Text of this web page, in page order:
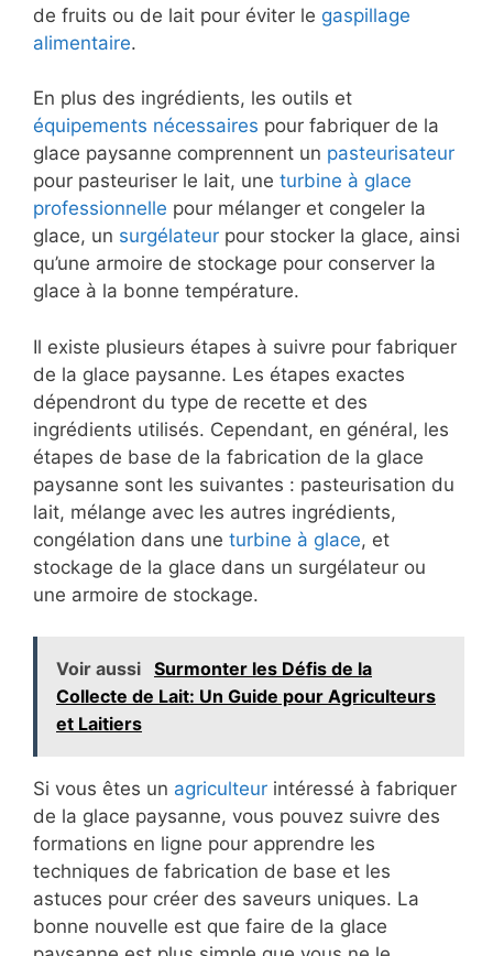
de fruits ou de lait pour éviter le gaspillage
alimentaire.
En plus des ingrédients, les outils et
équipements nécessaires pour fabriquer de la
glace paysanne comprennent un pasteurisateur
pour pasteuriser le lait, une turbine à glace
professionnelle pour mélanger et congeler la
glace, un surgélateur pour stocker la glace, ainsi
qu’une armoire de stockage pour conserver la
glace à la bonne température.
Il existe plusieurs étapes à suivre pour fabriquer
de la glace paysanne. Les étapes exactes
dépendront du type de recette et des
ingrédients utilisés. Cependant, en général, les
étapes de base de la fabrication de la glace
paysanne sont les suivantes : pasteurisation du
lait, mélange avec les autres ingrédients,
congélation dans une turbine à glace, et
stockage de la glace dans un surgélateur ou
une armoire de stockage.
Voir aussi Surmonter les Défis de la
Collecte de Lait: Un Guide pour Agriculteurs
et Laitiers
Si vous êtes un agriculteur intéressé à fabriquer
de la glace paysanne, vous pouvez suivre des
formations en ligne pour apprendre les
techniques de fabrication de base et les
astuces pour créer des saveurs uniques. La
bonne nouvelle est que faire de la glace